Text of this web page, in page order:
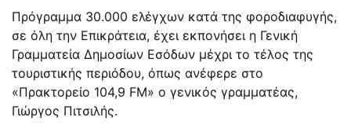
Πρόγραμμα 30.000 ελέγχων κατά της φοροδιαφυγής,
σε όλη την Επικράτεια, έχει εκπονήσει η Γενική
Γραμματεία Δημοσίων Εσόδων μέχρι το τέλος της
τουριστικής περιόδου, όπως ανέφερε στο
«Πρακτορείο 104,9 FM» ο γενικός γραμματέας,
Γιώργος Πιτσιλής.